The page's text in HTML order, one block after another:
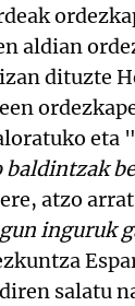
aldian
dituzte
eta "
atzo
inguruk
salatu